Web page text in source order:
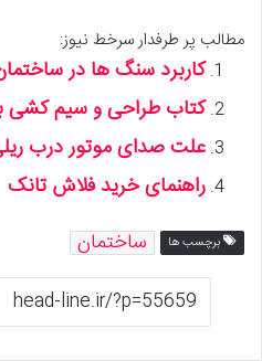
مطالب پر طرفدار سرخط نیوز:
کاربرد سنگ ها در
کتاب طراحی و سیم کشی
علت صدای موتور درب
راهنمای خرید فلاش تانک
برچسب ها ساختمان